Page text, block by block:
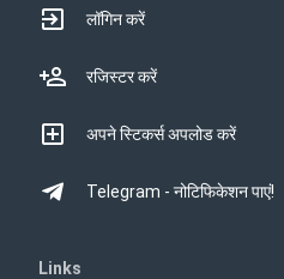
लॉगिन करें
रजिस्टर करें
अपने स्टिकर्स अपलोड करें
Telegram - नोटिफिकेशन पाएं!
Links